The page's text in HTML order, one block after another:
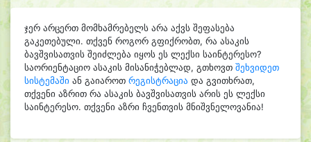
ჯერ არცერთ მომხამრებელს არა აქვს შეფასება
გაკეთებული. თქვენ როგორ გფიქრობთ, რა ასაკის
ბავშვისათვის შეიძლება იყოს ეს ლექსი საინტერესო?
საორიენტაციო ასაკის მისანიჭებლად, გთხოვთ შეხვიდეთ
სისტემაში ან გაიაროთ რეგისტრაცია და გვითხრათ,
თქვენი აზრით რა ასაკის ბავშვისათვის არის ეს ლექსი
საინტერესო. თქვენი აზრი ჩვენთვის მნიშვნელოვანია!